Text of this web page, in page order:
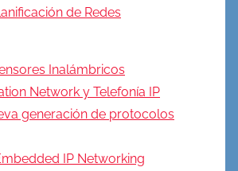
de Redes
Inalámbricos
Network y Telefonía IP
generación de protocolos
IP Networking